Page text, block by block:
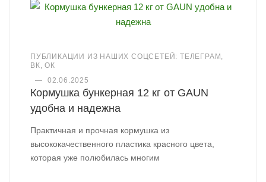
ПУБЛИКАЦИИ ИЗ НАШИХ СОЦСЕТЕЙ: ТЕЛЕГРАМ,
ВК, ОК
—
02.06.2025
Кормушка бункерная 12 кг от GAUN
удобна и надежна
Практичная и прочная кормушка из
высококачественного пластика красного цвета,
которая уже полюбилась многим